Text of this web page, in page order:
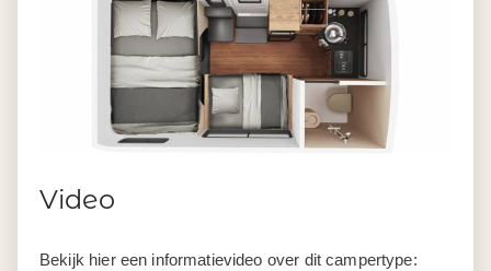
Video
Bekijk hier een informatievideo over dit campertype: